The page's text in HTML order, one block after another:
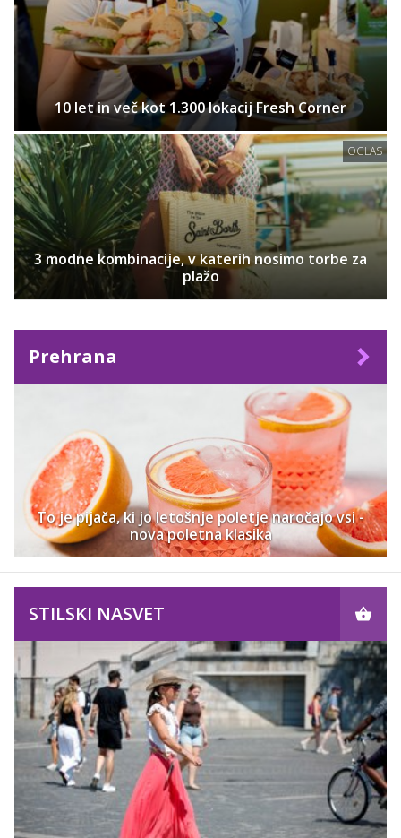
10 let in več kot 1.300 lokacij Fresh Corner
OGLAS
3 modne kombinacije, v katerih nosimo torbe za
plažo
Prehrana
To je pijača, ki jo letošnje poletje naročajo vsi -
nova poletna klasika
STILSKI NASVET